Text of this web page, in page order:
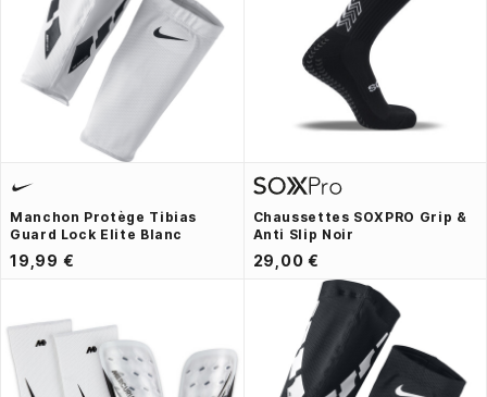
Manchon Protège Tibias
Guard Lock Elite Blanc
19,99 €
Chaussettes SOXPRO Grip &
Anti Slip Noir
29,00 €